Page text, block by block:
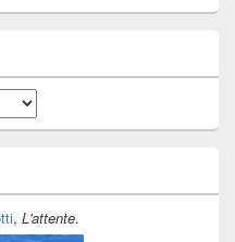
, L'attente.